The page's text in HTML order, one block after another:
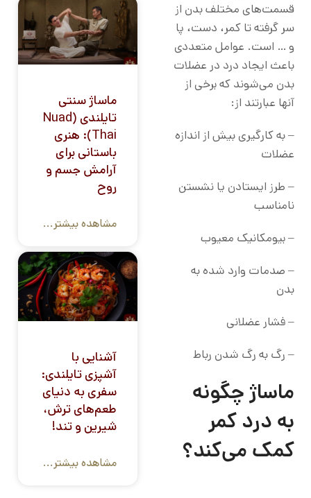
قسمت‌های مختلف بدن از
سر گرفته تا کمر، دست، پا
و … است. عوامل متعددی
باعث ایجاد درد در عضلات
بدن می‌شوند که برخی از
آنها عبارتند از:
– به کارگیری بیش از اندازه
عضلات
– طرز ایستادن یا نشستن
نامناسب
– بیومکانیک معیوب
– صدمات وارد شده به
بدن
– فشار عضلانی
– رگ به رگ شدن رباط
ماساژ چگونه
به درد کمر
کمک می‌کند؟
ماساژ سنتی
تایلندی (Nuad
Thai): هنری
باستانی برای
آرامش جسم و
روح
مشاهده بیشتر...
آشنایی با
آشپزی تایلندی:
سفری به دنیای
طعم‌های ترش،
شیرین و تند!
مشاهده بیشتر...